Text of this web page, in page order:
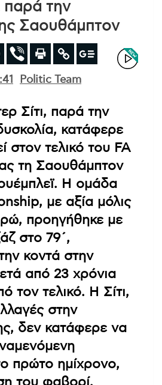
παρά την
Σαουθάμπτον
Politic Team
Σίτι, παρά την
κατάφερε
στον τελικό του FA
τη Σαουθάμπτον
Η ομάδα
με αξία μόλις
προηγήθηκε με
στο 79΄,
κοντά στην
από 23 χρόνια
τον τελικό. Η Σίτι,
στην
δεν κατάφερε να
πρώτο ημίχρονο,
του φαβορί.